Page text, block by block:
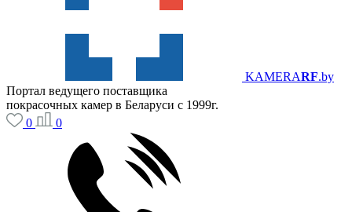
KAMERARF.by
Портал ведущего поставщика
покрасочных камер в Беларуси с 1999г.
0
0